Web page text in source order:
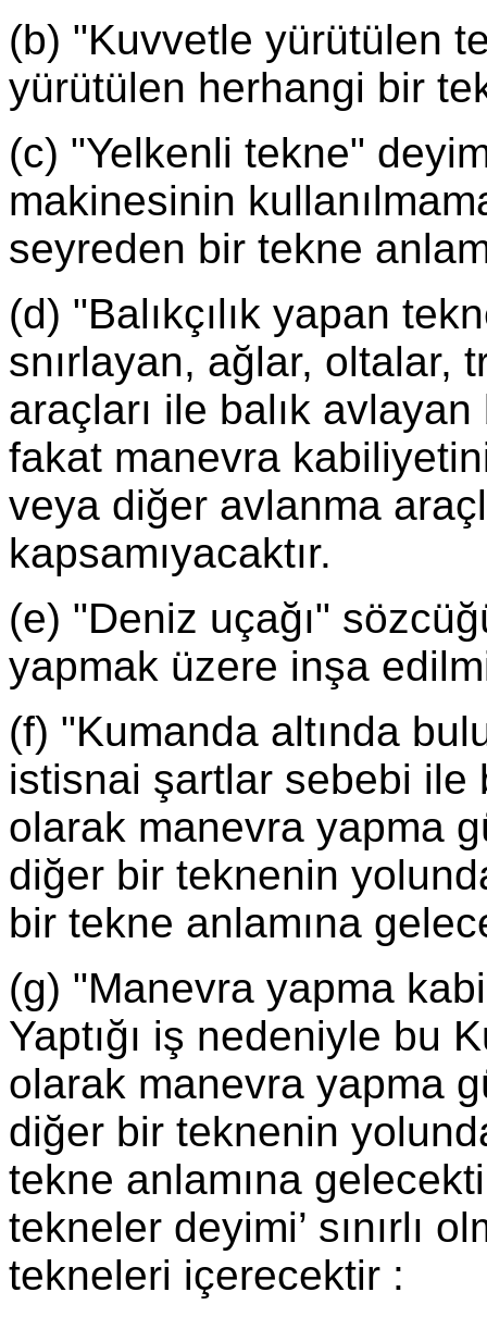
(b) "Kuvvetle yürütülen
yürütülen herhangi bir
(c) "Yelkenli tekne"
makinesinin
seyreden bir tekne
(d) "Balıkçılık yapan
snırlayan, ağlar, oltalar,
araçları ile balık
fakat manevra
veya diğer avlanma
kapsamıyacaktır.
(e) "Deniz uçağı"
yapmak üzere inşa
(f) "Kumanda altında
istisnai şartlar sebebi ile
olarak manevra yapma
diğer bir teknenin
bir tekne anlamına
(g) "Manevra yapma
Yaptığı iş nedeniyle bu
olarak manevra yapma
diğer bir teknenin
tekne anlamına
tekneler deyimi’ sınırlı
tekneleri içerecektir :